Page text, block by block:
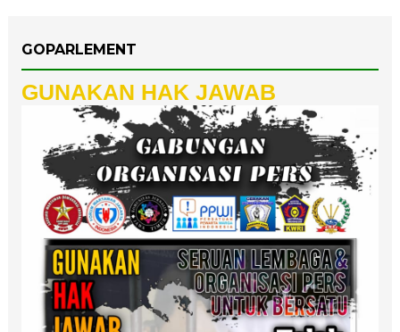
GOPARLEMENT
GUNAKAN HAK JAWAB